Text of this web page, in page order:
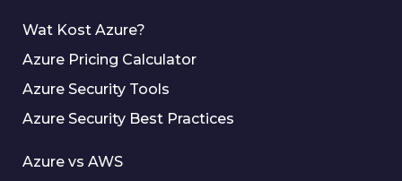
Wat Kost Azure?
Azure Pricing Calculator
Azure Security Tools
Azure Security Best Practices
Azure vs AWS